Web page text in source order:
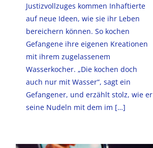
Justizvollzuges kommen Inhaftierte
auf neue Ideen, wie sie ihr Leben
bereichern können. So kochen
Gefangene ihre eigenen Kreationen
mit ihrem zugelassenem
Wasserkocher. „Die kochen doch
auch nur mit Wasser“, sagt ein
Gefangener, und erzählt stolz, wie er
seine Nudeln mit dem im […]